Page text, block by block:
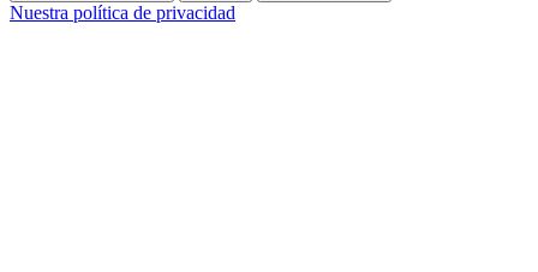
Nuestra política de privacidad